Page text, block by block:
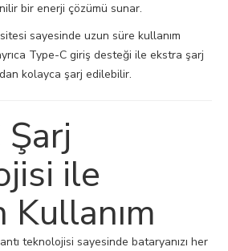
bir enerji çözümü sunar.
sayesinde uzun süre kullanım
Type-C giriş desteği ile ekstra şarj
kolayca şarj edilebilir.
ile
Kullanım
teknolojisi sayesinde bataryanızı her